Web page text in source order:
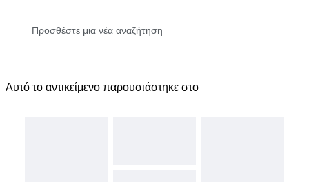
Αυτό το αντικείμενο παρουσιάστηκε στο